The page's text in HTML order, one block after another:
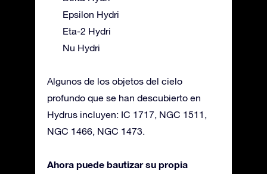
Epsilon Hydri
Eta-2 Hydri
Nu Hydri
Algunos de los objetos del cielo
profundo que se han descubierto en
Hydrus incluyen: IC 1717, NGC 1511,
NGC 1466, NGC 1473.
Ahora puede bautizar su propia